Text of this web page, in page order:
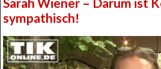
sympathisch!